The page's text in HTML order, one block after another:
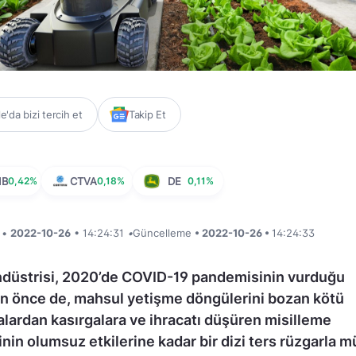
bizi tercih et Takip Et
0,42% CTVA0,18% DE 0,11%
2022-10-26 • 14:24:31 •Güncelleme • 2022-10-26 • 14:24:33
2020’de COVID-19 pandemisinin vurduğu
önce de, mahsul yetişme döngülerini bozan kötü
kasırgalara ve ihracatı düşüren misilleme
olumsuz etkilerine kadar bir dizi ters rüzgarla